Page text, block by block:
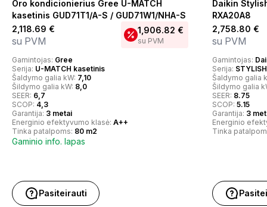
Oro kondicionierius Gree U-MATCH
kasetinis GUD71T1/A-S / GUD71W1/NHA-S
2,118.69 €
su PVM
1,906.82 €
su PVM
Gamintojas: Gree
Serija: U-MATCH kasetinis
Šaldymo galia kW: 7,10
Šildymo galia kW: 8,0
SEER: 6,7
SCOP: 4,3
Garantija: 3 metai
Energinio efektyvumo klasė: A++
Tinka patalpoms: 80 m2
Gaminio info. lapas
Pasiteirauti
Daikin
RXA20A8
2,758.80 €
su PVM
Gamintojas:
Serija: STYLISH
Šaldymo galia
Šildymo galia
SEER: 8.75
SCOP: 5.15
Garantija: 3
Energinio
Tinka